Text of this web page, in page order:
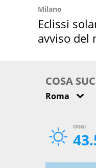
Milano
Eclissi
avviso del